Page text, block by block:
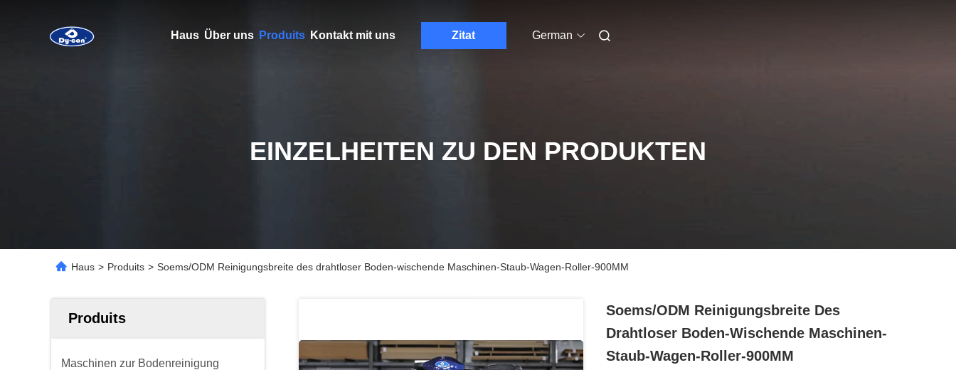
Haus Über uns Produits Kontakt mit uns Zitat German
EINZELHEITEN ZU DEN PRODUKTEN
Haus > Produits > Soems/ODM Reinigungsbreite des drahtloser Boden-wischende Maschinen-Staub-Wagen-Roller-900MM
Produits
Maschinen zur Bodenreinigung
Soems/ODM Reinigungsbreite Des
Drahtloser Boden-Wischende Maschinen-
Staub-Wagen-Roller-900MM